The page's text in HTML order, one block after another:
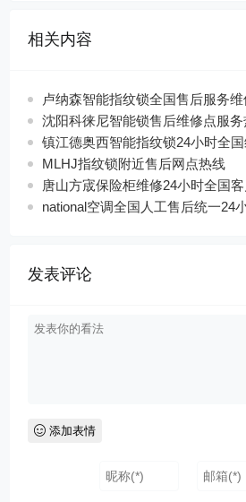
相关内容
卢纳森智能指纹锁全国售后服务
沈阳科徕尼智能锁售后维修点服
镇江德奥西智能指纹锁24小时全
MLHJ指纹锁附近售后网点热线
唐山方宬保险柜维修24小时全国
national空调全国人工售后统一24
发表评论
添加表情